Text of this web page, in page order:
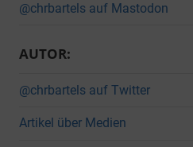
@chrbartels auf Mastodon
AUTOR:
@chrbartels auf Twitter
Artikel über Medien